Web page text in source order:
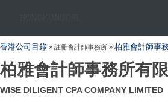
香港公司目錄 » 註冊會計師事務所 » 柏雅會計師事
柏雅會計師事務所有
WISE DILIGENT CPA COMPANY LIMITED